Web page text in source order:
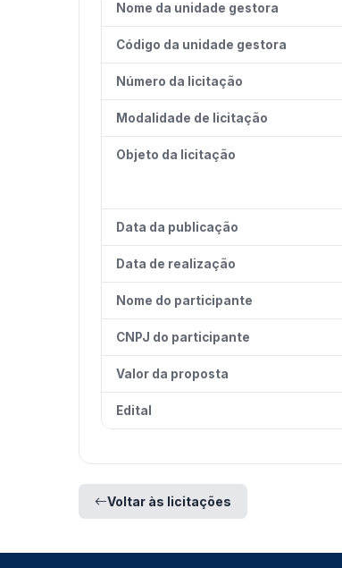
Nome da unidade gestora
Código da unidade gestora
Número da licitação
Modalidade de licitação
Objeto da licitação
Data da publicação
Data de realização
Nome do participante
CNPJ do participante
Valor da proposta
Edital
Voltar às licitações